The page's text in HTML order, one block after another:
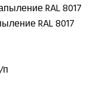
RAL 8017
RAL 8017